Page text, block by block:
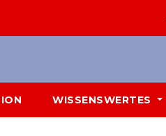
WISSENSWERTES